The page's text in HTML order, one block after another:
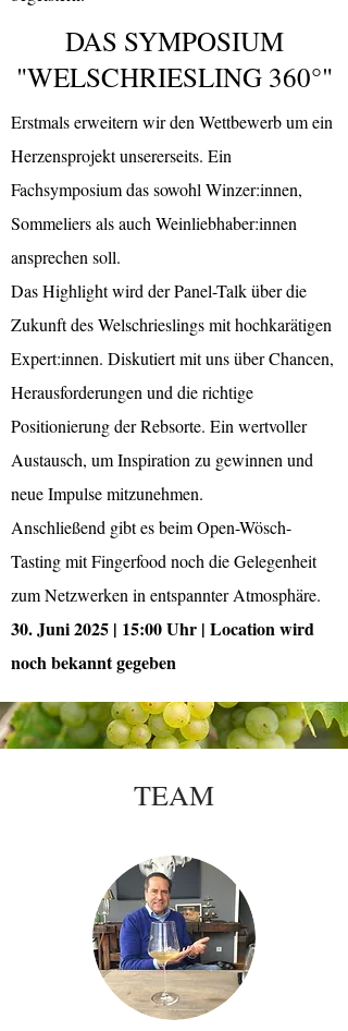
TEAM
DAS SYMPOSIUM
"WELSCHRIESLING 360°"
Erstmals erweitern wir den Wettbewerb um ein
Herzensprojekt unsererseits. Ein
Fachsymposium das sowohl Winzer:innen,
Sommeliers als auch Weinliebhaber:innen
ansprechen soll.
Das Highlight wird der Panel-Talk über die
Zukunft des Welschrieslings mit hochkarätigen
Expert:innen. Diskutiert mit uns über Chancen,
Herausforderungen und die richtige
Positionierung der Rebsorte. Ein wertvoller
Austausch, um Inspiration zu gewinnen und
neue Impulse mitzunehmen.
Anschließend gibt es beim Open-Wösch-
Tasting mit Fingerfood noch die Gelegenheit
zum Netzwerken in entspannter Atmosphäre.
30. Juni 2025 | 15:00 Uhr | Location wird
noch bekannt gegeben